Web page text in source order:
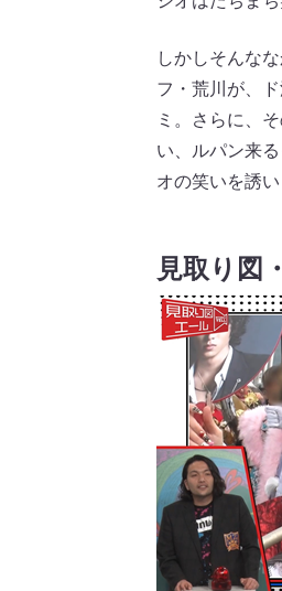
しかしそんな
フ・荒川が、
ミ。さらに、
い、ルパン来
オの笑いを誘い
見取り図